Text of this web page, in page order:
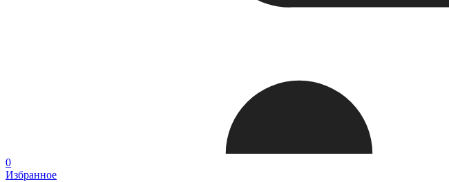
0
Избранное